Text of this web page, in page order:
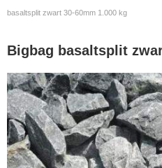
basaltsplit zwart 30-60mm 1.000 kg
Bigbag basaltsplit